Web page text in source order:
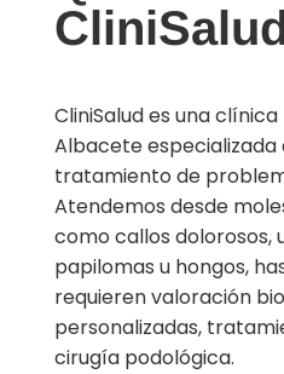
CliniSalud es una
Albacete especializada
tratamiento de
Atendemos desde
como callos dolorosos,
papilomas u hongos,
requieren valoración
personalizadas,
cirugía podológica.